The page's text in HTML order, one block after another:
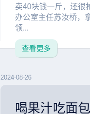
卖40块钱一斤，还很
办公室主任苏汝桥，
领...
查看更多
2024-08-26
喝果汁吃面